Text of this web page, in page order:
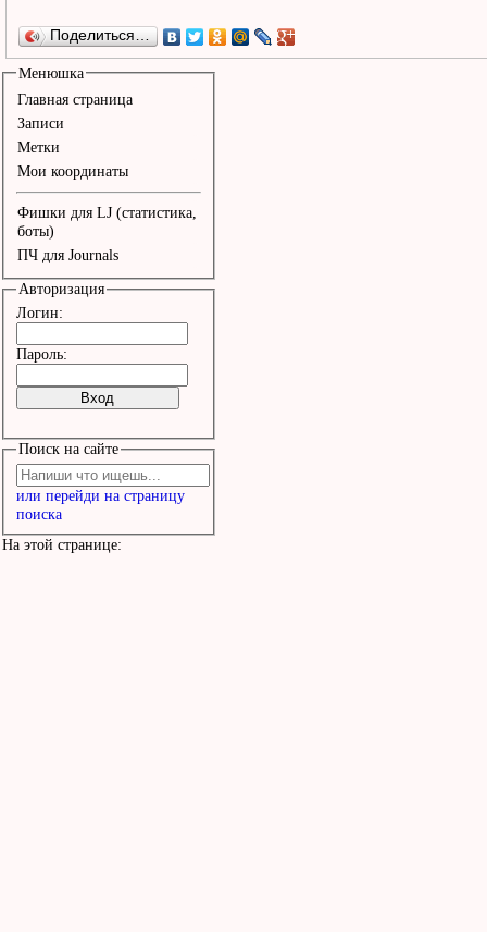
Поделиться…
Менюшка
Главная страница
Записи
Метки
Мои координаты
Фишки для LJ (статистика,
боты)
ПЧ для Journals
Авторизация
Логин:
Пароль:
Поиск на сайте
или перейди на страницу
поиска
На этой странице: